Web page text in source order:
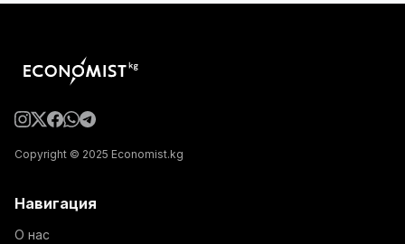
Copyright © 2025 Economist.kg
Навигация
О нас